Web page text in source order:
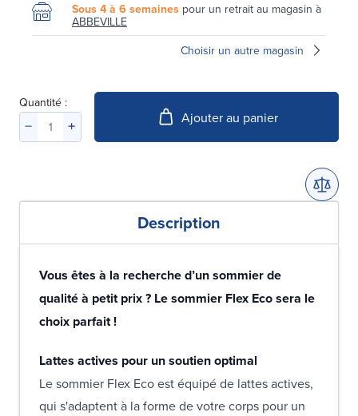
Sous 4 à 6 semaines pour un retrait au magasin à
ABBEVILLE
Choisir un autre magasin
Quantité :
Ajouter au panier
Description
Vous êtes à la recherche d’un sommier de
qualité à petit prix ? Le sommier Flex Eco sera le
choix parfait !
Lattes actives pour un soutien optimal
Le sommier Flex Eco est équipé de lattes actives,
qui s'adaptent à la forme de votre corps pour un